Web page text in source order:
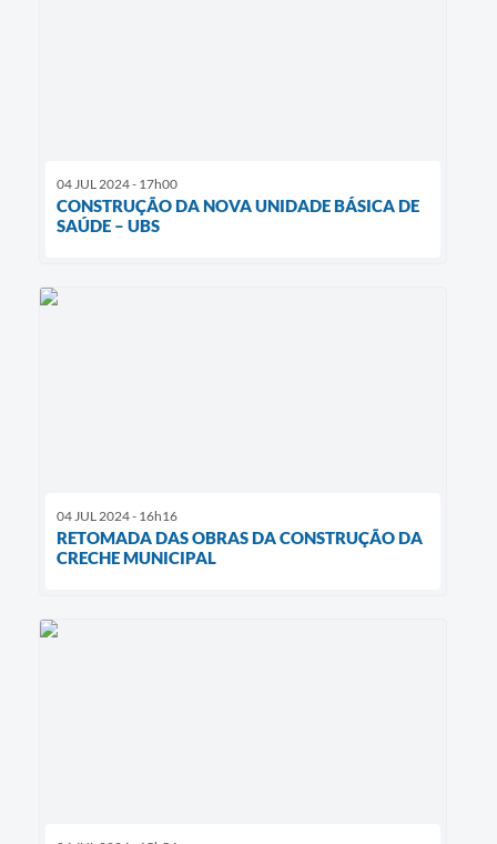
04 JUL 2024 - 17h00
CONSTRUÇÃO DA NOVA UNIDADE BÁSICA DE
SAÚDE – UBS
04 JUL 2024 - 16h16
RETOMADA DAS OBRAS DA CONSTRUÇÃO DA
CRECHE MUNICIPAL